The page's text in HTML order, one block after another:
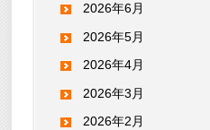
2026年6月
2026年5月
2026年4月
2026年3月
2026年2月